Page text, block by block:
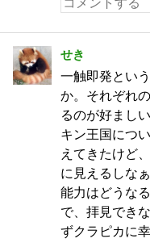
せき
一触即発とい
か。それぞれ
るのが好まし
キン王国につ
えてきたけど
に見えるしな
能力はどうな
で、拝見でき
ずクラピカに幸